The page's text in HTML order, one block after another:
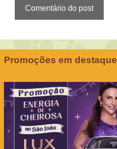
Promoções em destaque